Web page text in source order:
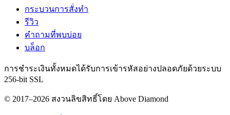
กระบวนการสั่งทำ
รีวิว
คำถามที่พบบ่อย
บล็อก
การชำระเงินทั้งหมดได้รับการเข้ารหัสอย่างปลอดภัยด้วยระบบ
256-bit SSL
© 2017–2026 สงวนลิขสิทธิ์โดย Above Diamond